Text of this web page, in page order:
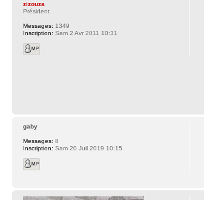
zizouza
Président
Messages: 1349
Inscription: Sam 2 Avr 2011 10:31
gaby
Messages: 8
Inscription: Sam 20 Juil 2019 10:15